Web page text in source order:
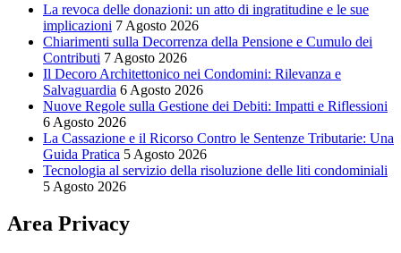
La revoca delle donazioni: un atto di ingratitudine e le sue
implicazioni 7 Agosto 2026
Chiarimenti sulla Decorrenza della Pensione e Cumulo dei
Contributi 7 Agosto 2026
Il Decoro Architettonico nei Condomini: Rilevanza e
Salvaguardia 6 Agosto 2026
Nuove Regole sulla Gestione dei Debiti: Impatti e Riflessioni
6 Agosto 2026
La Cassazione e il Ricorso Contro le Sentenze Tributarie: Una
Guida Pratica 5 Agosto 2026
Tecnologia al servizio della risoluzione delle liti condominiali
5 Agosto 2026
Area Privacy